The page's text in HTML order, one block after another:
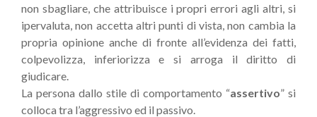
non sbagliare, che attribuisce i propri errori agli altri, si
ipervaluta, non accetta altri punti di vista, non cambia la
propria opinione anche di fronte all’evidenza dei fatti,
colpevolizza, inferiorizza e si arroga il diritto di
giudicare.
La persona dallo stile di comportamento “assertivo” si
colloca tra l’aggressivo ed il passivo.